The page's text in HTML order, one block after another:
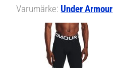
Varumärke: Under Armour